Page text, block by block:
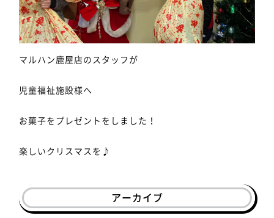
マルハン鹿屋店のスタッフが
児童福祉施設様へ
お菓子をプレゼントをしました！
楽しいクリスマスを♪
アーカイブ